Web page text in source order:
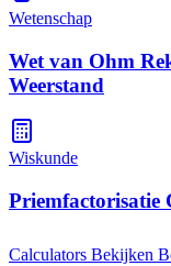
Wetenschap
Wet van Ohm
Weerstand
Wiskunde
Priemfactorisatie
Calculators Bekijken